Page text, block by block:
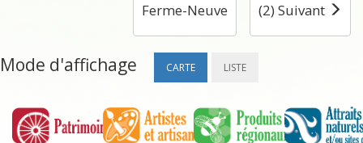
Ferme-Neuve (2) Suivant
Mode d'affichage CARTE LISTE